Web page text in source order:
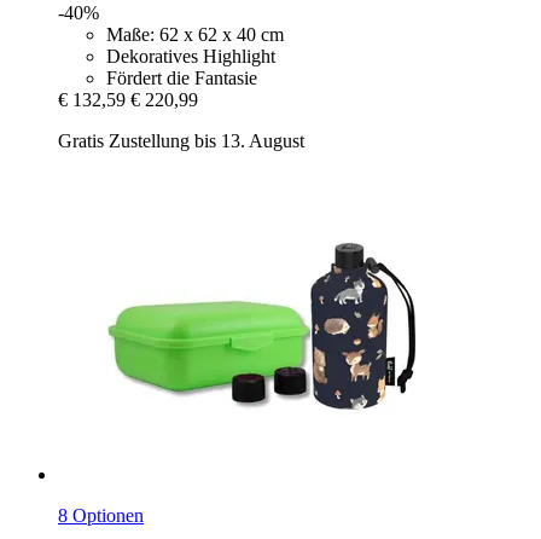
-40%
Maße: 62 x 62 x 40 cm
Dekoratives Highlight
Fördert die Fantasie
€ 132,59 € 220,99
Gratis Zustellung bis 13. August
8 Optionen